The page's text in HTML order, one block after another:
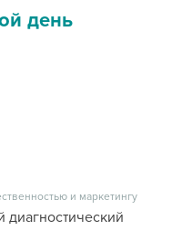
день
и маркетингу
диагностический